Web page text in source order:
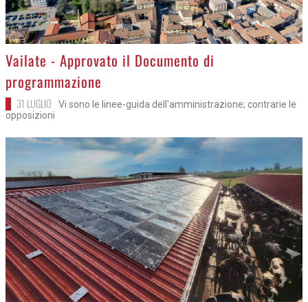
>
Vailate - Approvato il Documento di
programmazione
31 LUGLIO
Vi sono le linee-guida dell'amministrazione; contrarie le
opposizioni